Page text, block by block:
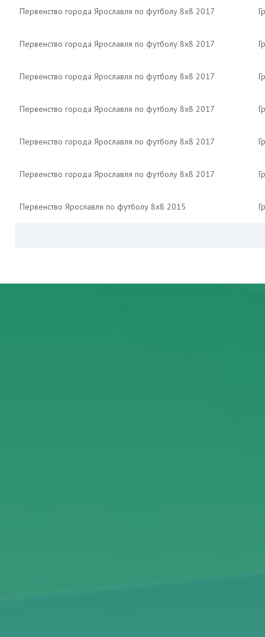
Первенство города Ярославля по футболу 8х8 2017
Первенство города Ярославля по футболу 8х8 2017
Первенство города Ярославля по футболу 8х8 2017
Первенство города Ярославля по футболу 8х8 2017
Первенство города Ярославля по футболу 8х8 2017
Первенство города Ярославля по футболу 8х8 2017
Первенство Ярославля по футболу 8х8 2015